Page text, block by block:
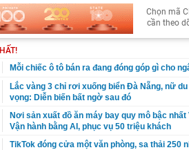
Chọn mã
cần theo
Mỗi chiếc ô tô bán ra đang đóng góp gì cho
Lắc vàng 3 chỉ rơi xuống biển Đà Nẵng, nữ
vọng: Diễn biến bất ngờ sau đó
Nơi sản xuất đồ ăn máy bay quy mô bậc
Vận hành bằng AI, phục vụ 50 triệu khách
TikTok đóng cửa một văn phòng, sa thải 250